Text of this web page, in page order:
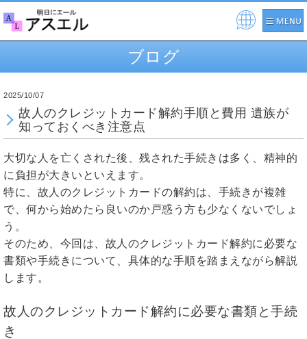
ブログ
2025/10/07
故人のクレジットカード解約手順と費用 遺族が
知っておくべき注意点
大切な人を亡くされた後、残された手続きは多く、精神的
に負担が大きいといえます。
特に、故人のクレジットカードの解約は、手続きが複雑
で、何から始めたら良いのか戸惑う方も少なくないでしょ
う。
そのため、今回は、故人のクレジットカード解約に必要な
書類や手続きについて、具体的な手順を踏まえながら解説
します。
故人のクレジットカード解約に必要な書類と手続
き